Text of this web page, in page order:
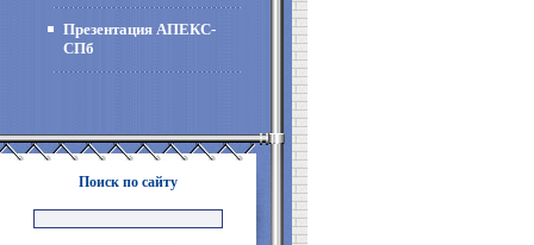
Презентация АПЕКС-
СПб
Поиск по сайту